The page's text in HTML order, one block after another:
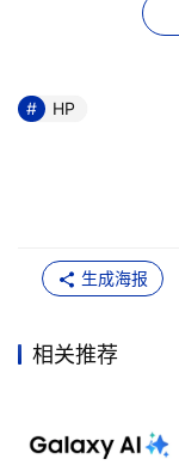
企业级的功能，
企业异构环境、
员效率，降低企业
Data Protector
全方面，都得到
从即时恢复到现
HP
HP
生成海报
相关推荐